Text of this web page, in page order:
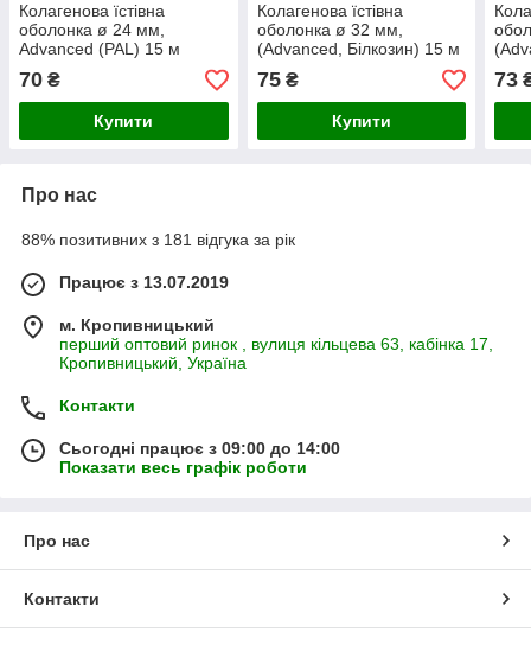
Колагенова їстівна
оболонка ø 24 мм,
Advanced (PAL) 15 м
гофротрубка із закритим
кінцем 🇺🇦 , колір
карамель
70 ₴
Купити
Колагенова їстівна
оболонка ø 32 мм,
(Advanced, Білкозин) 15 м
гофротрубка 🇺🇦 , колір
вишня
75₴
Купити
73
Про нас
88% позитивних з 181 відгука за рік
Працює з 13.07.2019
м. Кропивницький
перший оптовий ринок , вулиця кільцева 63, кабінка 17,
Кропивницький, Україна
Контакти
Сьогодні працює з 09:00 до 14:00
Показати весь графік роботи
Про нас
Контакти